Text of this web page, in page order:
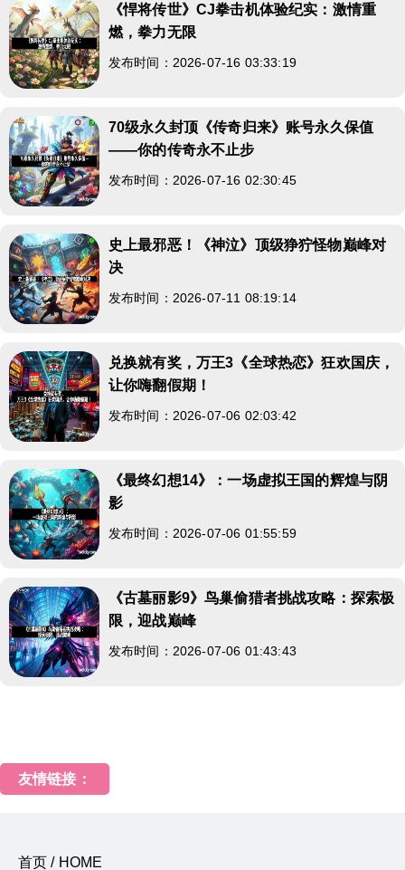
《悍将传世》CJ拳击机体验纪实：激情重
燃，拳力无限
发布时间：2026-07-16 03:33:19
70级永久封顶《传奇归来》账号永久保值
——你的传奇永不止步
发布时间：2026-07-16 02:30:45
史上最邪恶！《神泣》顶级狰狞怪物巅峰对
决
发布时间：2026-07-11 08:19:14
兑换就有奖，万王3《全球热恋》狂欢国庆，
让你嗨翻假期！
发布时间：2026-07-06 02:03:42
《最终幻想14》：一场虚拟王国的辉煌与阴
影
发布时间：2026-07-06 01:55:59
《古墓丽影9》鸟巢偷猎者挑战攻略：探索极
限，迎战巅峰
发布时间：2026-07-06 01:43:43
友情链接：
首页 / HOME